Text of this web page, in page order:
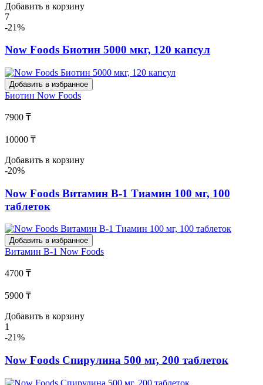
Добавить в корзину
7
-21%
Now Foods Биотин 5000 мкг, 120 капсул
Добавить в избранное
Биотин Now Foods
7900 ₸
10000 ₸
Добавить в корзину
-20%
Now Foods Витамин В-1 Тиамин 100 мг, 100
таблеток
Добавить в избранное
Витамин В-1 Now Foods
4700 ₸
5900 ₸
Добавить в корзину
1
-21%
Now Foods Спирулина 500 мг, 200 таблеток